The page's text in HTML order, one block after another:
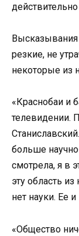
Высказывания
резкие, не
некоторые из
«Краснобаи и
телевидении.
больше
смотрела, я в
эту область
нет науки. Ее
«Общество